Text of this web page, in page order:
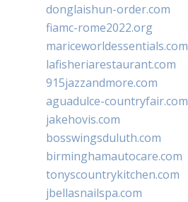
donglaishun-order.com
fiamc-rome2022.org
mariceworldessentials.com
lafisheriarestaurant.com
915jazzandmore.com
aguadulce-countryfair.com
jakehovis.com
bosswingsduluth.com
birminghamautocare.com
tonyscountrykitchen.com
jbellasnailspa.com